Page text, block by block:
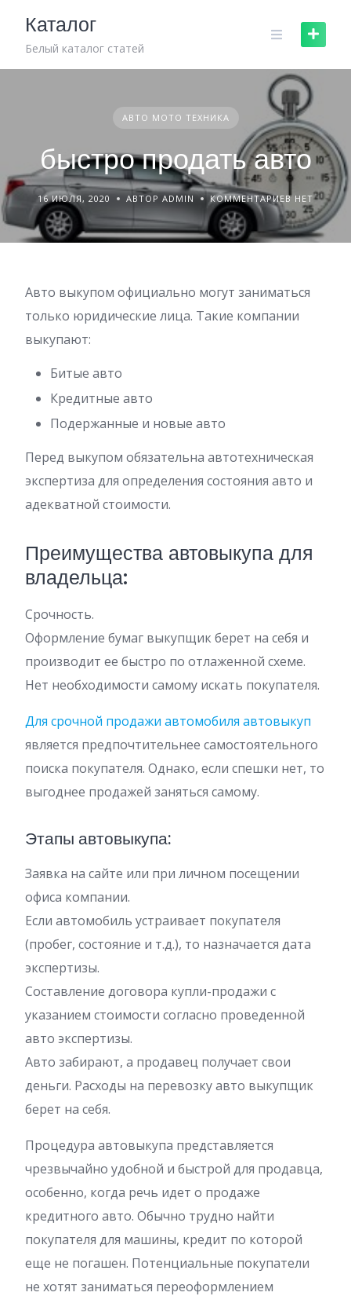
content
Каталог
Белый каталог статей
АВТО МОТО ТЕХНИКА
быстро продать авто
16 ИЮЛЯ, 2020 АВТОР ADMIN КОММЕНТАРИЕВ НЕТ
Авто выкупом официально могут заниматься
только юридические лица. Такие компании
выкупают:
Битые авто
Кредитные авто
Подержанные и новые авто
Перед выкупом обязательна автотехническая
экспертиза для определения состояния авто и
адекватной стоимости.
Преимущества автовыкупа для
владельца:
Срочность.
Оформление бумаг выкупщик берет на себя и
производит ее быстро по отлаженной схеме.
Нет необходимости самому искать покупателя.
Для срочной продажи автомобиля автовыкуп
является предпочтительнее самостоятельного
поиска покупателя. Однако, если спешки нет, то
выгоднее продажей заняться самому.
Этапы автовыкупа:
Заявка на сайте или при личном посещении
офиса компании.
Если автомобиль устраивает покупателя
(пробег, состояние и т.д.), то назначается дата
экспертизы.
Составление договора купли-продажи с
указанием стоимости согласно проведенной
авто экспертизы.
Авто забирают, а продавец получает свои
деньги. Расходы на перевозку авто выкупщик
берет на себя.
Процедура автовыкупа представляется
чрезвычайно удобной и быстрой для продавца,
особенно, когда речь идет о продаже
кредитного авто. Обычно трудно найти
покупателя для машины, кредит по которой
еще не погашен. Потенциальные покупатели
не хотят заниматься переоформлением